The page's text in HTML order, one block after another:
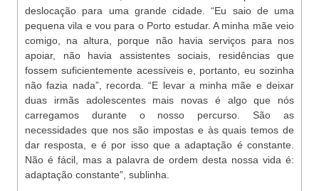
deslocação para uma grande cidade. “Eu saio de uma
pequena vila e vou para o Porto estudar. A minha mãe veio
comigo, na altura, porque não havia serviços para nos
apoiar, não havia assistentes sociais, residências que
fossem suficientemente acessíveis e, portanto, eu sozinha
não fazia nada”, recorda. “E levar a minha mãe e deixar
duas irmãs adolescentes mais novas é algo que nós
carregamos durante o nosso percurso. São as
necessidades que nos são impostas e às quais temos de
dar resposta, e é por isso que a adaptação é constante.
Não é fácil, mas a palavra de ordem desta nossa vida é:
adaptação constante”, sublinha.